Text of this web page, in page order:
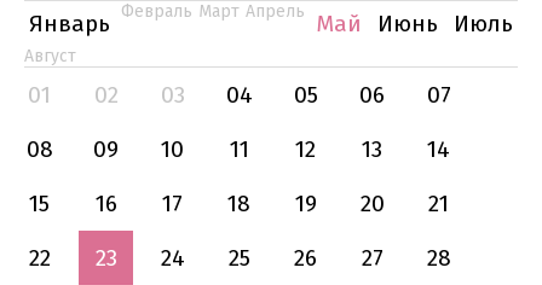
Январь
Февраль Март Апрель Май Июнь Июль
Август
01 02 03 04 05 06
07
08
09 10 11 12 13
14
15
16 17 18 19 20
21
22
23 24 25 26 27
28